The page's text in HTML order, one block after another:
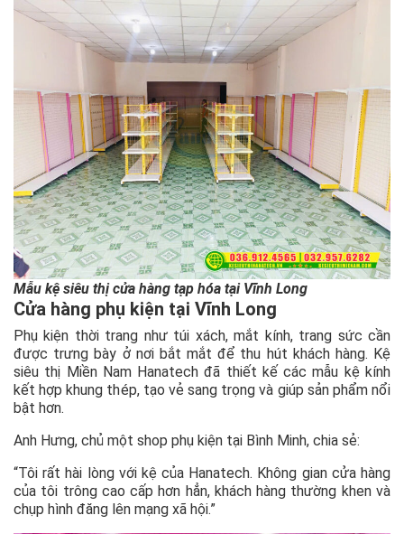
Mẫu kệ siêu thị cửa hàng tạp hóa tại Vĩnh Long
Cửa hàng phụ kiện tại Vĩnh Long
Phụ kiện thời trang như túi xách, mắt kính, trang sức cần
được trưng bày ở nơi bắt mắt để thu hút khách hàng. Kệ
siêu thị Miền Nam Hanatech đã thiết kế các mẫu kệ kính
kết hợp khung thép, tạo vẻ sang trọng và giúp sản phẩm nổi
bật hơn.
Anh Hưng, chủ một shop phụ kiện tại Bình Minh, chia sẻ:
“Tôi rất hài lòng với kệ của Hanatech. Không gian cửa hàng
của tôi trông cao cấp hơn hẳn, khách hàng thường khen và
chụp hình đăng lên mạng xã hội.”